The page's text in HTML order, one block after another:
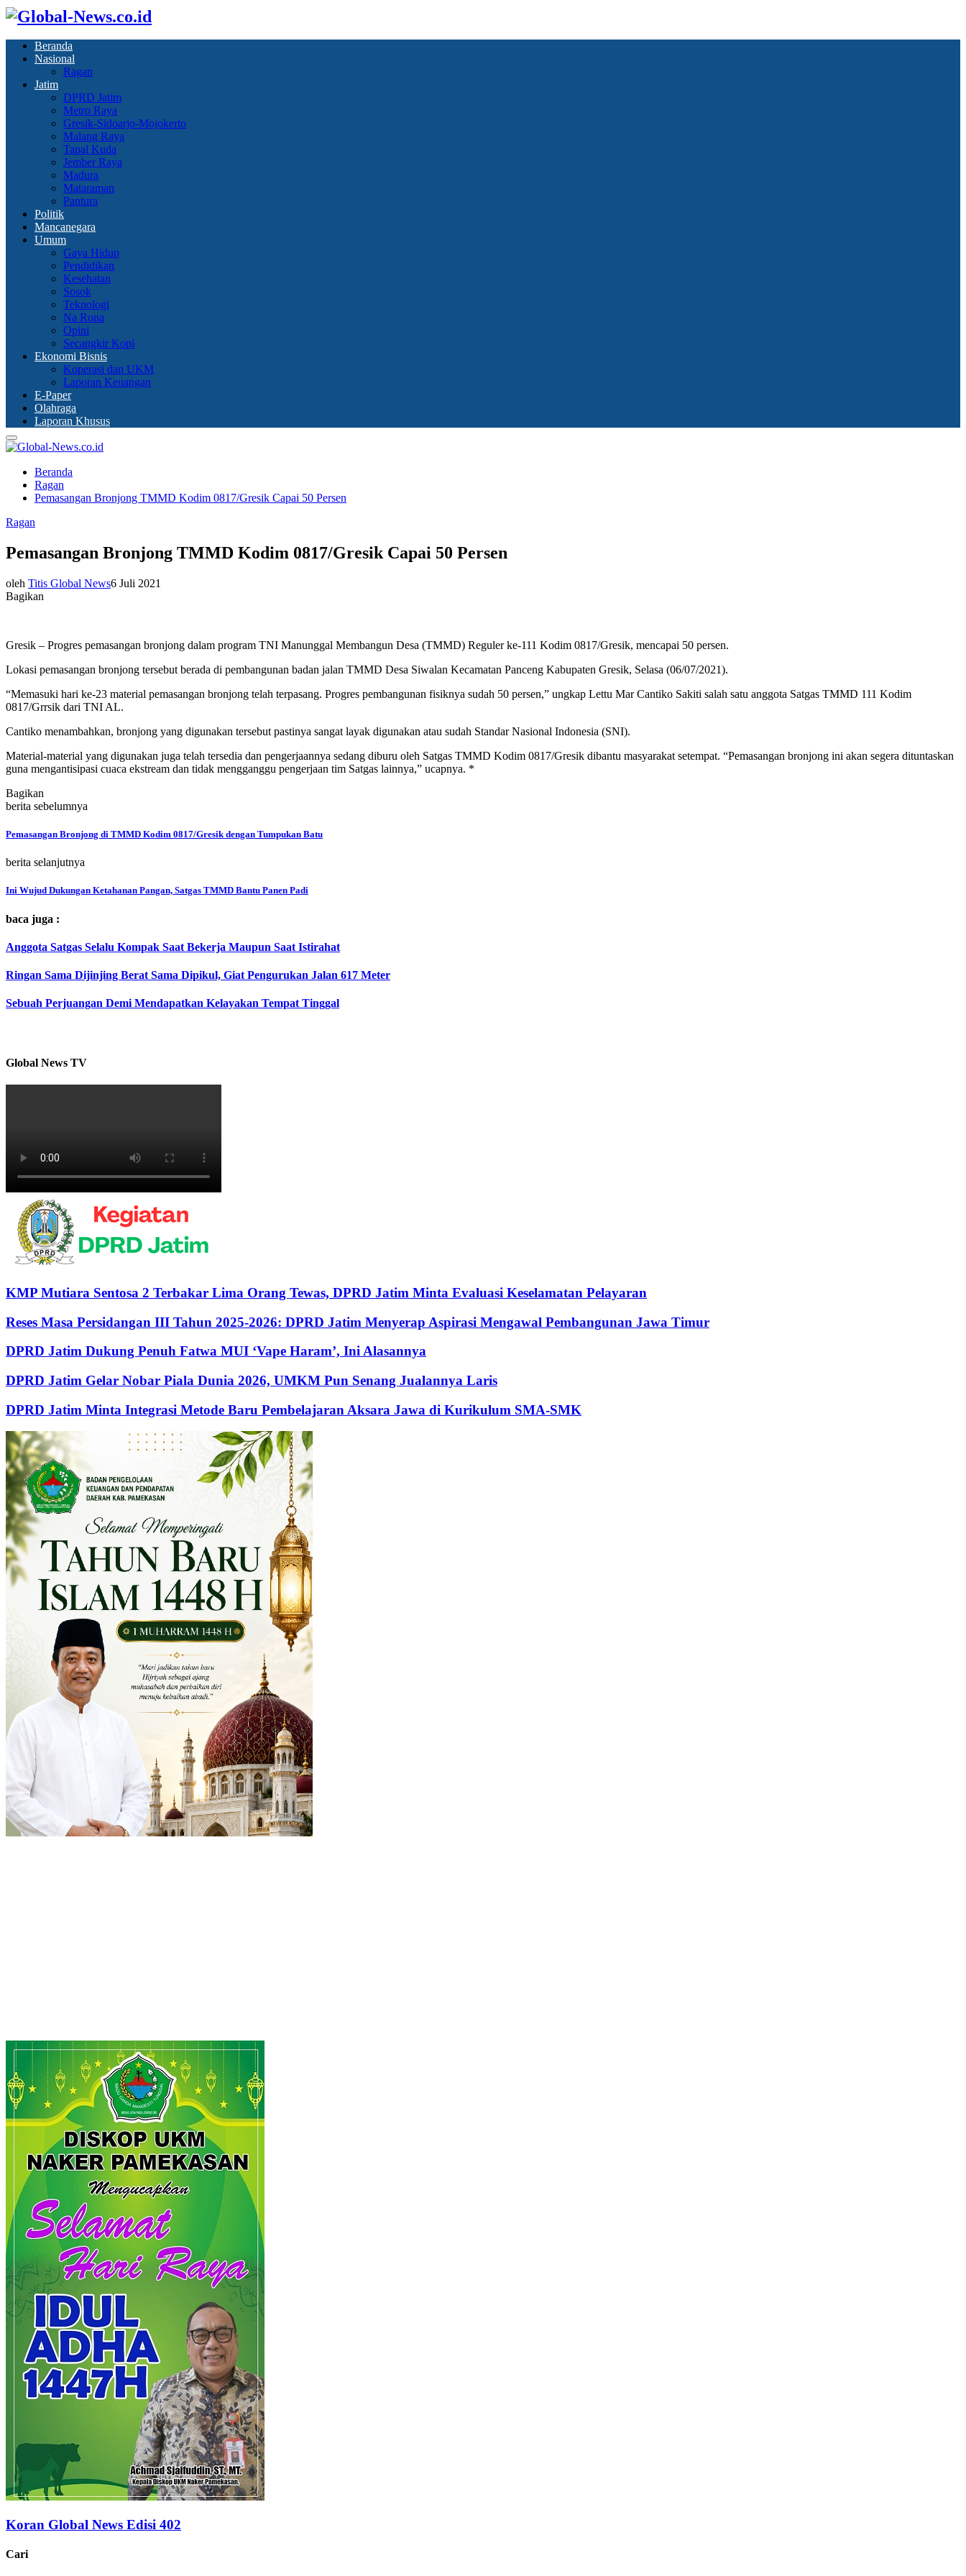
Beranda
Nasional
Ragan
Jatim
DPRD Jatim
Metro Raya
Gresik-Sidoarjo-Mojokerto
Malang Raya
Tapal Kuda
Jember Raya
Madura
Mataraman
Pantura
Politik
Mancanegara
Umum
Gaya Hidup
Pendidikan
Kesehatan
Sosok
Teknologi
Na Rona
Opini
Secangkir Kopi
Ekonomi Bisnis
Koperasi dan UKM
Laporan Keuangan
E-Paper
Olahraga
Laporan Khusus
Primary
Menu
Beranda
Ragan
Pemasangan Bronjong TMMD Kodim 0817/Gresik Capai 50 Persen
Ragan
Pemasangan Bronjong TMMD Kodim 0817/Gresik Capai 50 Persen
oleh Titis Global News6 Juli 2021
Bagikan
Gresik – Progres pemasangan bronjong dalam program TNI Manunggal Membangun Desa (TMMD) Reguler ke-111 Kodim 0817/Gresik, mencapai 50 persen.
Lokasi pemasangan bronjong tersebut berada di pembangunan badan jalan TMMD Desa Siwalan Kecamatan Panceng Kabupaten Gresik, Selasa (06/07/2021).
“Memasuki hari ke-23 material pemasangan bronjong telah terpasang. Progres pembangunan fisiknya sudah 50 persen,” ungkap Lettu Mar Cantiko Sakiti salah satu anggota Satgas TMMD 111 Kodim
0817/Grrsik dari TNI AL.
Cantiko menambahkan, bronjong yang digunakan tersebut pastinya sangat layak digunakan atau sudah Standar Nasional Indonesia (SNI).
Material-material yang digunakan juga telah tersedia dan pengerjaannya sedang diburu oleh Satgas TMMD Kodim 0817/Gresik dibantu masyarakat setempat. “Pemasangan bronjong ini akan segera dituntaskan
guna mengantisipasi cuaca ekstream dan tidak mengganggu pengerjaan tim Satgas lainnya,” ucapnya. *
Bagikan
berita sebelumnya
Pemasangan Bronjong di TMMD Kodim 0817/Gresik dengan Tumpukan Batu
berita selanjutnya
Ini Wujud Dukungan Ketahanan Pangan, Satgas TMMD Bantu Panen Padi
baca juga :
Anggota Satgas Selalu Kompak Saat Bekerja Maupun Saat Istirahat
Ringan Sama Dijinjing Berat Sama Dipikul, Giat Pengurukan Jalan 617 Meter
Sebuah Perjuangan Demi Mendapatkan Kelayakan Tempat Tinggal
Global News TV
KMP Mutiara Sentosa 2 Terbakar Lima Orang Tewas, DPRD Jatim Minta Evaluasi Keselamatan Pelayaran
Reses Masa Persidangan III Tahun 2025-2026: DPRD Jatim Menyerap Aspirasi Mengawal Pembangunan Jawa Timur
DPRD Jatim Dukung Penuh Fatwa MUI ‘Vape Haram’, Ini Alasannya
DPRD Jatim Gelar Nobar Piala Dunia 2026, UMKM Pun Senang Jualannya Laris
DPRD Jatim Minta Integrasi Metode Baru Pembelajaran Aksara Jawa di Kurikulum SMA-SMK
Koran Global News Edisi 402
Cari